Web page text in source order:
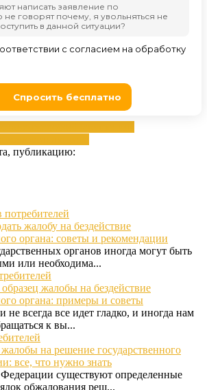
публикацию:
жалобу на бездействие
органа: советы и рекомендации
органов иногда могут быть
или необходима...
жалобы на бездействие
органа: примеры и советы
всегда все идет гладко, и иногда нам
к вы...
на решение государственного
все, что нужно знать
существуют определенные
обжалования реш...